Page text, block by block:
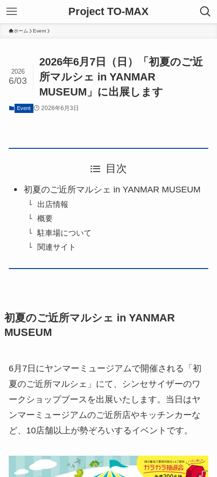
Project TO-MAX
ホーム Event
2026年6月7日（日）「初夏のご近
所マルシェ in YANMAR
MUSEUM」に出展します
2026
6/03
Event 2026年6月3日
目次
初夏のご近所マルシェ in YANMAR MUSEUM
出店情報
概要
駐車場について
関連サイト
初夏のご近所マルシェ in YANMAR
MUSEUM
6月7日にヤンマーミュージアムで開催される「初
夏のご近所マルシェ」にて、シンセサイザーのワ
ークショップブースを出展いたします。当日はヤ
ンマーミュージアムのご近所店やキッチンカーな
ど、10店舗以上が勢ぞろいするイベントです。